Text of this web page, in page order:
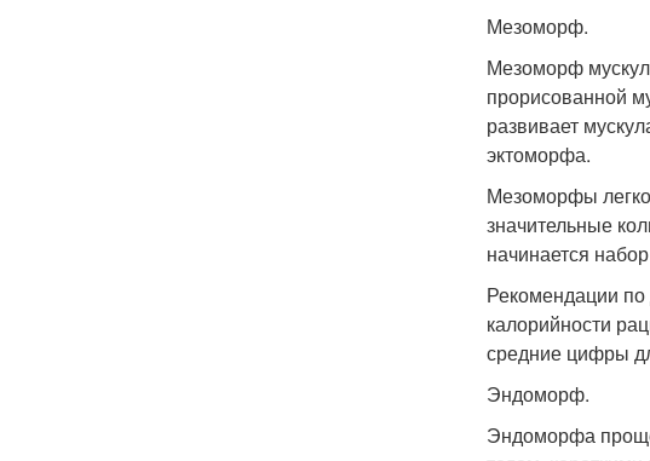
Мезоморф.
Мезоморф
прорисованной
развивает
эктоморфа.
Мезоморфы легко
значительные
начинается
Рекомендации
калорийности
средние цифры
Эндоморф.
Эндоморфа